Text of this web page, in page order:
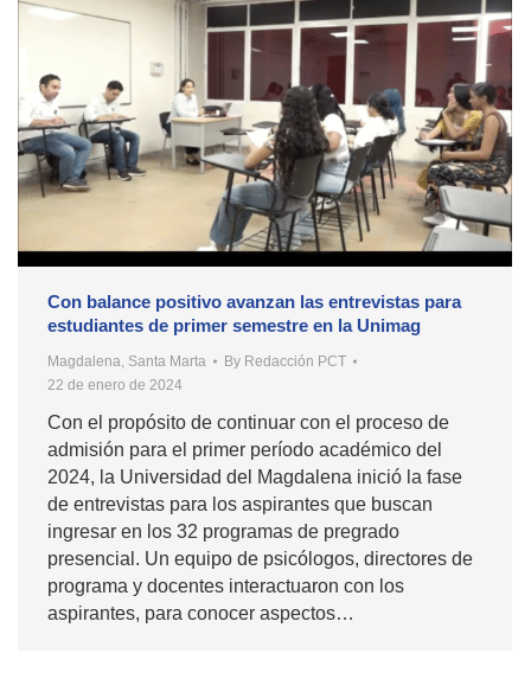
Con balance positivo avanzan las entrevistas para
estudiantes de primer semestre en la Unimag
Magdalena Santa Marta By Redacción PCT
22 de enero de 2024
Con el propósito de continuar con el proceso de
admisión para el primer período académico del
2024, la Universidad del Magdalena inició la fase
de entrevistas para los aspirantes que buscan
ingresar en los 32 programas de pregrado
presencial. Un equipo de psicólogos, directores de
programa y docentes interactuaron con los
aspirantes, para conocer aspectos…